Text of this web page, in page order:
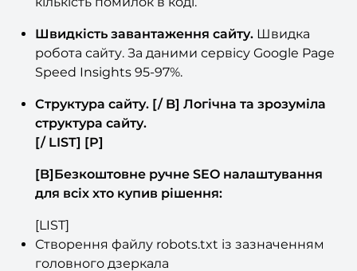
в ПС в порівнянні з сайтом, що має велику
кількість помилок в коді.
Швидкість завантаження сайту.Швидка
робота сайту. За даними сервісу Google Page
Speed Insights 95-97%.
Структура сайту. [/ B] Логічна та зрозуміла
структура сайту.
[/ LIST] [P]
[B]Безкоштовне ручне SEO налаштування
для всіх хто купив рішення:
[LIST]